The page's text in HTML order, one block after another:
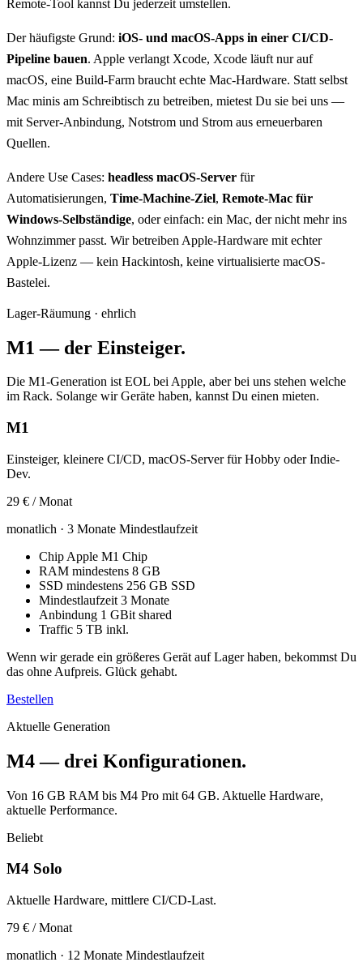
Remote-Tool kannst Du jederzeit umstellen.
Der häufigste Grund: iOS- und macOS-Apps in einer CI/CD-
Pipeline bauen. Apple verlangt Xcode, Xcode läuft nur auf
macOS, eine Build-Farm braucht echte Mac-Hardware. Statt selbst
Mac minis am Schreibtisch zu betreiben, mietest Du sie bei uns —
mit Server-Anbindung, Notstrom und Strom aus erneuerbaren
Quellen.
Andere Use Cases: headless macOS-Server für
Automatisierungen, Time-Machine-Ziel, Remote-Mac für
Windows-Selbständige, oder einfach: ein Mac, der nicht mehr ins
Wohnzimmer passt. Wir betreiben Apple-Hardware mit echter
Apple-Lizenz — kein Hackintosh, keine virtualisierte macOS-
Bastelei.
Lager-Räumung · ehrlich
M1 — der Einsteiger.
Die M1-Generation ist EOL bei Apple, aber bei uns stehen welche
im Rack. Solange wir Geräte haben, kannst Du einen mieten.
M1
Einsteiger, kleinere CI/CD, macOS-Server für Hobby oder Indie-
Dev.
29 € / Monat
monatlich · 3 Monate Mindestlaufzeit
Chip Apple M1 Chip
RAM mindestens 8 GB
SSD mindestens 256 GB SSD
Mindestlaufzeit 3 Monate
Anbindung 1 GBit shared
Traffic 5 TB inkl.
Wenn wir gerade ein größeres Gerät auf Lager haben, bekommst Du
das ohne Aufpreis. Glück gehabt.
Bestellen
Aktuelle Generation
M4 — drei Konfigurationen.
Von 16 GB RAM bis M4 Pro mit 64 GB. Aktuelle Hardware,
aktuelle Performance.
Beliebt
M4 Solo
Aktuelle Hardware, mittlere CI/CD-Last.
79 € / Monat
monatlich · 12 Monate Mindestlaufzeit